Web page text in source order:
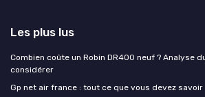
Les plus lus
Combien coûte un Robin DR400 neuf ? Analyse
considérer
Gp net air france : tout ce que vous devez savoir